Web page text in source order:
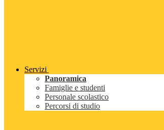
Servizi
Panoramica
Famiglie e studenti
Personale scolastico
Percorsi di studio